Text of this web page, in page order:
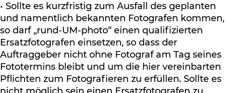
• Sollte es kurzfristig zum Ausfall des geplanten
und namentlich bekannten Fotografen kommen,
so darf „rund-UM-photo“ einen qualifizierten
Ersatzfotografen einsetzen, so dass der
Auftraggeber nicht ohne Fotograf am Tag seines
Fototermins bleibt und um die hier vereinbarten
Pflichten zum Fotografieren zu erfüllen. Sollte es